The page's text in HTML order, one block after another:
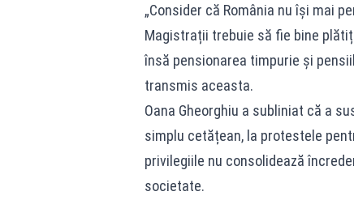
„Consider că România nu își mai
Magistrații trebuie să fie bine
însă pensionarea timpurie și
transmis aceasta.
Oana Gheorghiu a subliniat că a
simplu cetățean, la protestele
privilegiile nu consolidează
societate.